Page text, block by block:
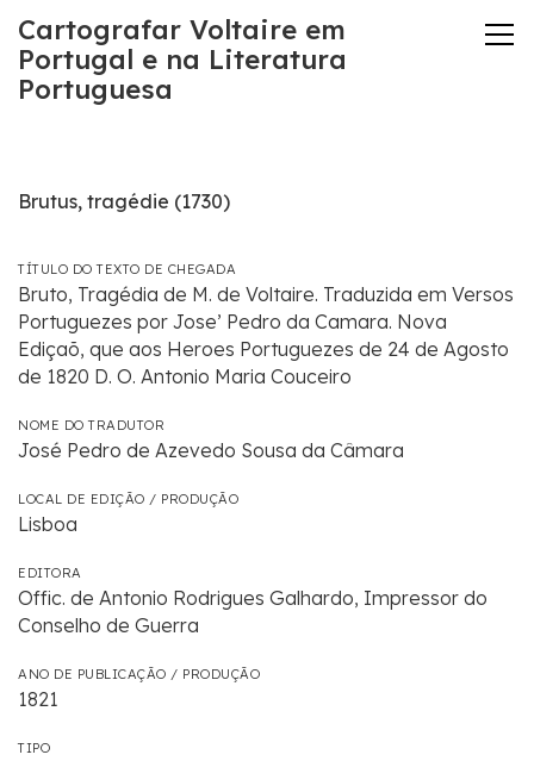
Cartografar Voltaire em
Portugal e na Literatura
Portuguesa
Brutus, tragédie (1730)
TÍTULO DO TEXTO DE CHEGADA
Bruto, Tragédia de M. de Voltaire. Traduzida em Versos
Portuguezes por Jose’ Pedro da Camara. Nova
Ediçaõ, que aos Heroes Portuguezes de 24 de Agosto
de 1820 D. O. Antonio Maria Couceiro
NOME DO TRADUTOR
José Pedro de Azevedo Sousa da Câmara
LOCAL DE EDIÇÃO / PRODUÇÃO
Lisboa
EDITORA
Offic. de Antonio Rodrigues Galhardo, Impressor do
Conselho de Guerra
ANO DE PUBLICAÇÃO / PRODUÇÃO
1821
TIPO